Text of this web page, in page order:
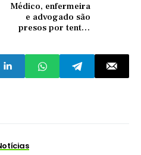
Médico, enfermeira
e advogado são
presos por tentar